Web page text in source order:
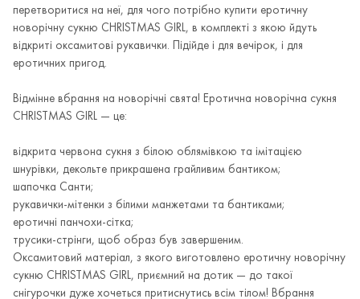
перетворитися на неї, для чого потрібно купити еротичну
новорічну сукню CHRISTMAS GIRL, в комплекті з якою йдуть
відкриті оксамитові рукавички. Підійде і для вечірок, і для
еротичних пригод.
Відмінне вбрання на новорічні свята! Еротична новорічна сукня
CHRISTMAS GIRL — це:
відкрита червона сукня з білою облямівкою та імітацією
шнурівки, декольте прикрашена грайливим бантиком;
шапочка Санти;
рукавички-мітенки з білими манжетами та бантиками;
еротичні панчохи-сітка;
трусики-стрінги, щоб образ був завершеним.
Оксамитовий матеріал, з якого виготовлено еротичну новорічну
сукню CHRISTMAS GIRL, приємний на дотик — до такої
снігурочки дуже хочеться притиснутись всім тілом! Вбрання